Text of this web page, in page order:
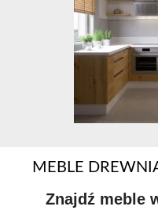
MEBLE
Znajdź meble